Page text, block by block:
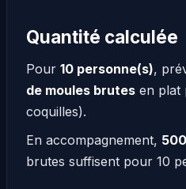
Quantité calculée
Pour 10 personne(s),
de moules brutes en plat
coquilles).
En accompagnement,
brutes suffisent pour 10